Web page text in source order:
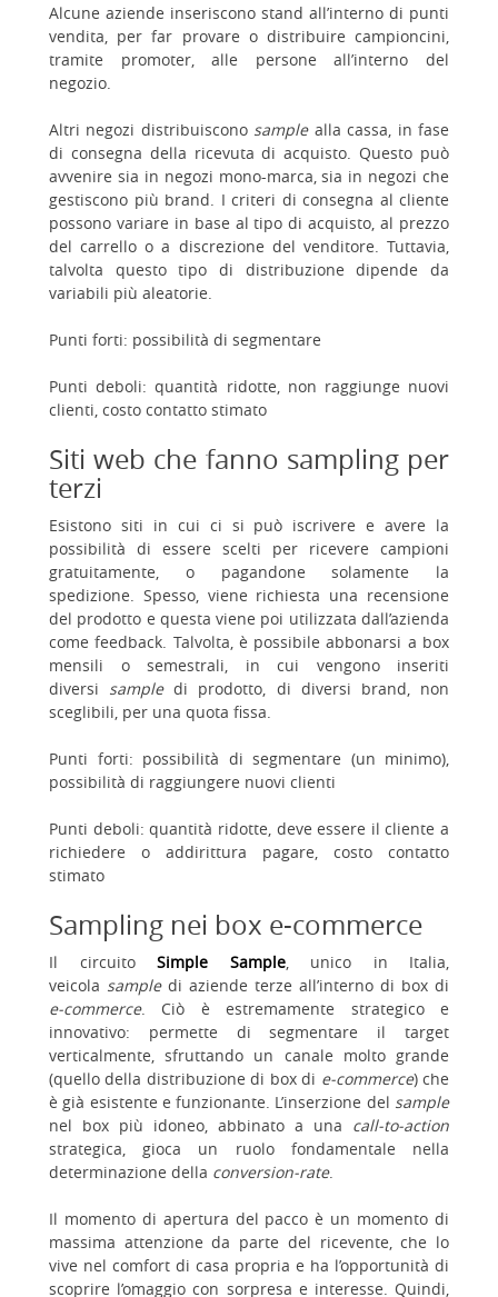
Alcune aziende inseriscono stand all’interno di punti
vendita, per far provare o distribuire campioncini,
tramite promoter, alle persone all’interno del
negozio.
Altri negozi distribuiscono samplealla cassa, in fase
di consegna della ricevuta di acquisto. Questo può
avvenire sia in negozi mono-marca, sia in negozi che
gestiscono più brand. I criteri di consegna al cliente
possono variare in base al tipo di acquisto, al prezzo
del carrello o a discrezione del venditore. Tuttavia,
talvolta questo tipo di distribuzione dipende da
variabili più aleatorie.
Punti forti: possibilità di segmentare
Punti deboli: quantità ridotte, non raggiunge nuovi
clienti, costo contatto stimato
Siti web che fanno sampling per
terzi
Esistono siti in cui ci si può iscrivere e avere la
possibilità di essere scelti per ricevere campioni
gratuitamente, o pagandone solamente la
spedizione. Spesso, viene richiesta una recensione
del prodotto e questa viene poi utilizzata dall’azienda
come feedback. Talvolta, è possibile abbonarsi a box
mensili o semestrali, in cui vengono inseriti
diversi sampledi prodotto, di diversi brand, non
sceglibili, per una quota fissa.
Punti forti: possibilità di segmentare (un minimo),
possibilità di raggiungere nuovi clienti
Punti deboli: quantità ridotte, deve essere il cliente a
richiedere o addirittura pagare, costo contatto
stimato
Sampling nei box e-commerce
Il circuito Simple Sample, unico in Italia,
veicola sampledi aziende terze all’interno di box di
e-commerce. Ciò è estremamente strategico e
innovativo: permette di segmentare il target
verticalmente, sfruttando un canale molto grande
(quello della distribuzione di box di e-commerce) che
è già esistente e funzionante. L’inserzione del sample
nel box più idoneo, abbinato a una call-to-action
strategica, gioca un ruolo fondamentale nella
determinazione della conversion-rate.
Il momento di apertura del pacco è un momento di
massima attenzione da parte del ricevente, che lo
vive nel comfort di casa propria e ha l’opportunità di
scoprire l’omaggio con sorpresa e interesse. Quindi,